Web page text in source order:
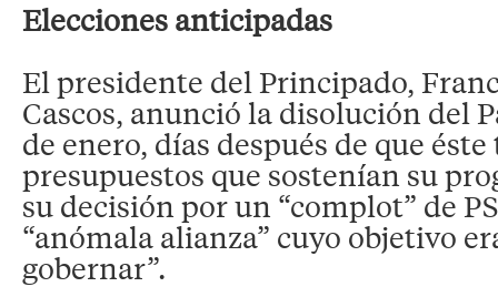
Elecciones anticipadas
El presidente del Principado,
Cascos, anunció la disolución del
de enero, días después de que
presupuestos que sostenían su
su decisión por un “complot” de
“anómala alianza” cuyo objetivo
gobernar”.